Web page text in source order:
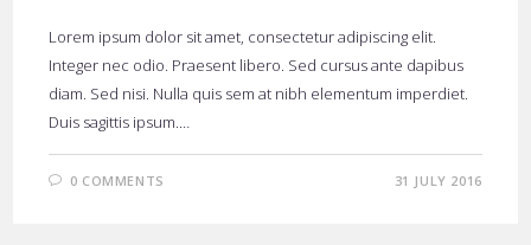
Lorem ipsum dolor sit amet, consectetur adipiscing elit.
Integer nec odio. Praesent libero. Sed cursus ante dapibus
diam. Sed nisi. Nulla quis sem at nibh elementum imperdiet.
Duis sagittis ipsum.…
0 COMMENTS 31 JULY 2016